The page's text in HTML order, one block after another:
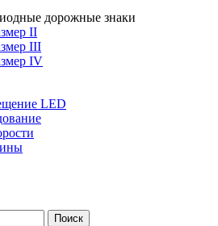
дорожные знаки
II
III
IV
LED
Поиск